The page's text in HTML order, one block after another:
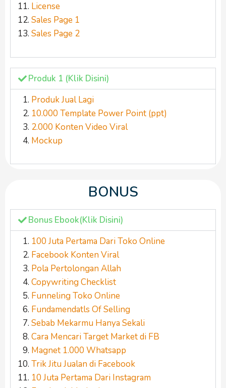
License
Sales Page 1
Sales Page 2
Produk 1 (Klik Disini)
Produk Jual Lagi
10.000 Template Power Point (ppt)
2.000 Konten Video Viral
Mockup
BONUS
Bonus Ebook(Klik Disini)
100 Juta Pertama Dari Toko Online
Facebook Konten Viral
Pola Pertolongan Allah
Copywriting Checklist
Funneling Toko Online
Fundamendatls Of Selling
Sebab Mekarmu Hanya Sekali
Cara Mencari Target Market di FB
Magnet 1.000 Whatsapp
Trik Jitu Jualan di Facebook
10 Juta Pertama Dari Instagram